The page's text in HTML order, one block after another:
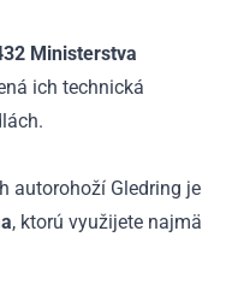
Ministerstva
ich technická
autorohoží Gledring je
, ktorú využijete najmä